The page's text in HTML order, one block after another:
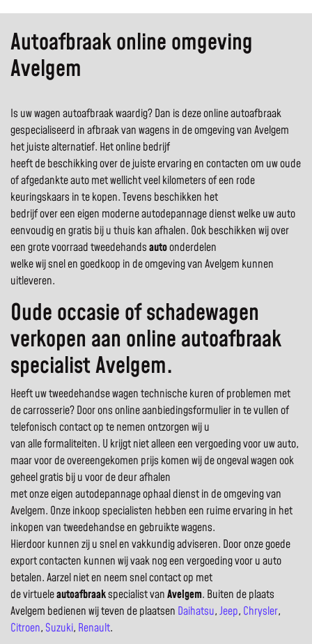
Autoafbraak online omgeving
Avelgem
Is uw wagen autoafbraak waardig? Dan is deze online autoafbraak
gespecialiseerd in afbraak van wagens in de omgeving van Avelgem
het juiste alternatief. Het online bedrijf
heeft de beschikking over de juiste ervaring en contacten om uw oude
of afgedankte auto met wellicht veel kilometers of een rode
keuringskaars in te kopen. Tevens beschikken het
bedrijf over een eigen moderne autodepannage dienst welke uw auto
eenvoudig en gratis bij u thuis kan afhalen. Ook beschikken wij over
een grote voorraad tweedehandsautoonderdelen
welke wij snel en goedkoop in de omgeving van Avelgem kunnen
uitleveren.
Oude occasie of schadewagen
verkopen aan online autoafbraak
specialist Avelgem.
Heeft uw tweedehandse wagen technische kuren of problemen met
de carrosserie? Door ons online aanbiedingsformulier in te vullen of
telefonisch contact op te nemen ontzorgen wij u
van alle formaliteiten. U krijgt niet alleen een vergoeding voor uw auto,
maar voor de overeengekomen prijs komen wij de ongeval wagen ook
geheel gratis bij u voor de deur afhalen
met onze eigen autodepannage ophaal dienst in de omgeving van
Avelgem. Onze inkoop specialisten hebben een ruime ervaring in het
inkopen van tweedehandse en gebruikte wagens.
Hierdoor kunnen zij u snel en vakkundig adviseren. Door onze goede
export contacten kunnen wij vaak nog een vergoeding voor u auto
betalen. Aarzel niet en neem snel contact op met
de virtueleautoafbraakspecialist vanAvelgem. Buiten de plaats
Avelgem bedienen wij teven de plaatsen Daihatsu,Jeep, Chrysler,
Citroen, Suzuki, Renault.